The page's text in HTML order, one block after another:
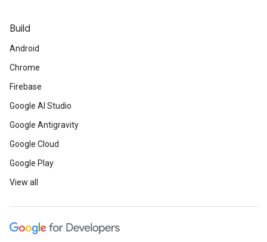
Build
Android
Chrome
Firebase
Google AI Studio
Google Antigravity
Google Cloud
Google Play
View all